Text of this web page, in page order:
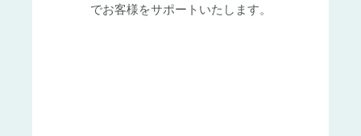
でお客様をサポートいたします。